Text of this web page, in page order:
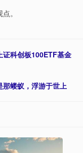
。
证科创板100ETF基金
那蝼蚁，浮游于世上